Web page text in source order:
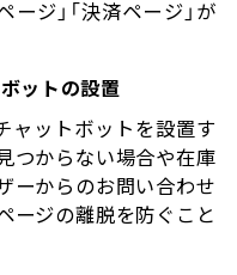
ージ」「決済ページ」が
ットの設置
ャットボットを設置す
つからない場合や在庫
ーからのお問い合わせ
ージの離脱を防ぐこと